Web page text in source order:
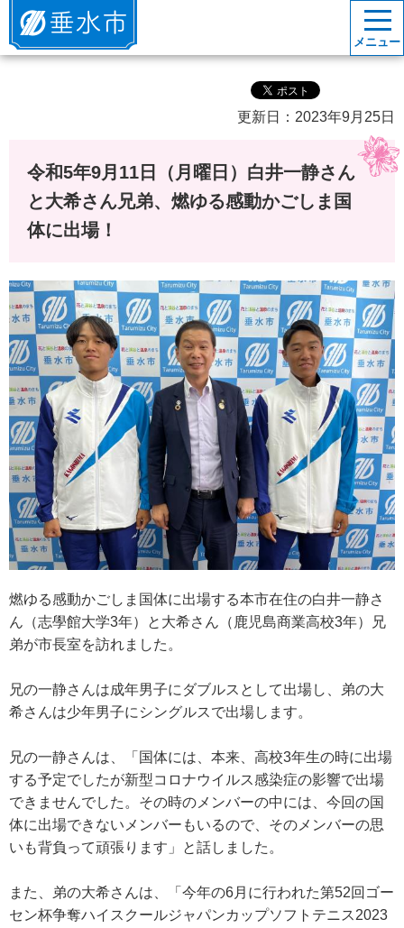
垂水市
メニュー
更新日：2023年9月25日
令和5年9月11日（月曜日）白井一静さん
と大希さん兄弟、燃ゆる感動かごしま国
体に出場！
燃ゆる感動かごしま国体に出場する本市在住の白井一静さ
ん（志學館大学3年）と大希さん（鹿児島商業高校3年）兄
弟が市長室を訪れました。
兄の一静さんは成年男子にダブルスとして出場し、弟の大
希さんは少年男子にシングルスで出場します。
兄の一静さんは、「国体には、本来、高校3年生の時に出場
する予定でしたが新型コロナウイルス感染症の影響で出場
できませんでした。その時のメンバーの中には、今回の国
体に出場できないメンバーもいるので、そのメンバーの思
いも背負って頑張ります」と話しました。
また、弟の大希さんは、「今年の6月に行われた第52回ゴー
セン杯争奪ハイスクールジャパンカップソフトテニス2023